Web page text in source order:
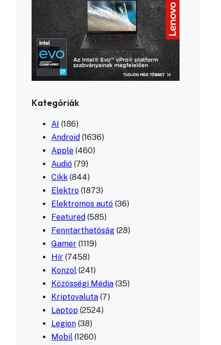
Kategóriák
AI (186)
Android (1636)
Apple (460)
Audió (79)
Cikk (844)
Elektro (1873)
Elektromos autó (36)
Featured (585)
Fenntarthatóság (28)
Gamer (1119)
Hír (7458)
Konzol (241)
Közösségi Média (35)
Kriptovaluta (7)
Laptop (2524)
Legion (38)
Mobil (1260)